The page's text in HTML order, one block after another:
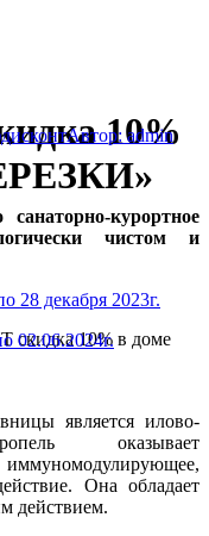
10%
10% в доме
Автор:admin
курортное
чистом и
28 декабря 2023г.
02.06.2024г.
является илово-
оказывает
Она обладает
действием.